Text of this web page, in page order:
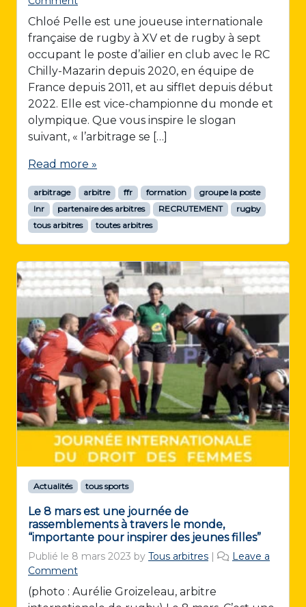
Chloé Pelle est une joueuse internationale
française de rugby à XV et de rugby à sept
occupant le poste d’ailier en club avec le RC
Chilly-Mazarin depuis 2020, en équipe de
France depuis 2011, et au sifflet depuis début
2022. Elle est vice-championne du monde et
olympique. Que vous inspire le slogan
suivant, « l’arbitrage se […]
Read more »
arbitrage arbitre ffr formation
groupe la poste
lnr
partenaire des arbitres RECRUTEMENT
rugby
tous arbitres
toutes arbitres
Actualités tous sports
Le 8 mars est une journée de
rassemblements à travers le monde,
“importante pour inspirer des jeunes filles”
Publié le 8 mars 2023 by Tous arbitres |
Leave a
Comment
(photo : Aurélie Groizeleau, arbitre